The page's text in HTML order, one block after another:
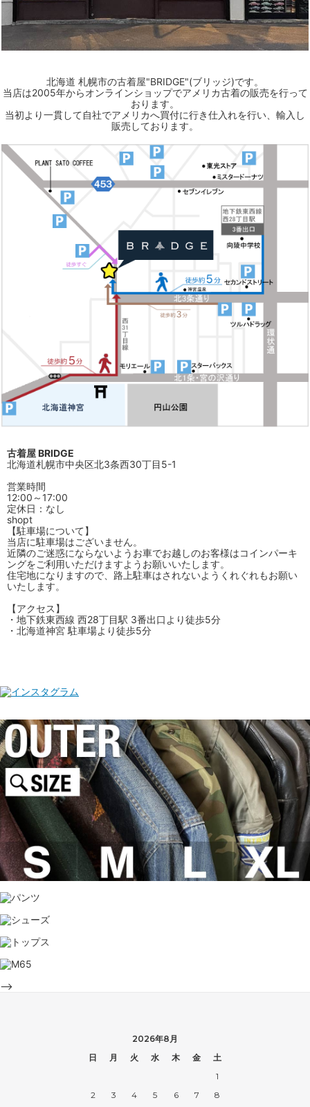
北海道 札幌市の古着屋"BRIDGE"(ブリッジ)です。
当店は2005年からオンラインショップでアメリカ古着の販売を行って
おります。
当初より一貫して自社でアメリカへ買付に行き仕入れを行い、輸入し
販売しております。
古着屋 BRIDGE
北海道札幌市中央区北3条西30丁目5-1
営業時間
12:00～17:00
定休日：なし
shopt
【駐車場について】
当店に駐車場はございません。
近隣のご迷惑にならないようお車でお越しのお客様はコインパーキ
ングをご利用いただけますようお願いいたします。
住宅地になりますので、路上駐車はされないようくれぐれもお願い
いたします。
【アクセス】
・地下鉄東西線 西28丁目駅 3番出口より徒歩5分
・北海道神宮 駐車場より徒歩5分
-->
2026年8月
日
月 火 水 木 金
土
1
2
3 4 5 6 7
8